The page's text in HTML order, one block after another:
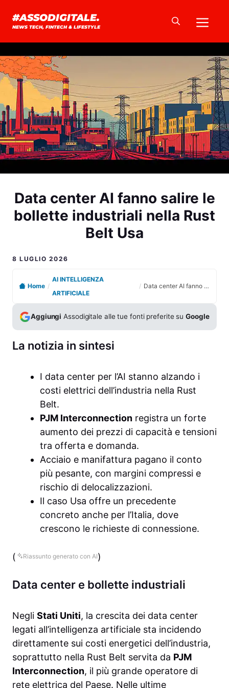
#ASSODIGITALE.
NEWS TECH, FINTECH & LIFESTYLE
Data center AI fanno salire le
bollette industriali nella Rust
Belt Usa
8 LUGLIO 2026
Home /
AI INTELLIGENZA
ARTIFICIALE
/ Data center AI fanno salire le bollette industriali nella Rust Belt Usa
Aggiungi Assodigitale alle tue fonti preferite suGoogle
La notizia in sintesi
I data center per l’AI stanno alzando i
costi elettrici dell’industria nella Rust
Belt.
PJM Interconnection registra un forte
aumento dei prezzi di capacità e tensioni
tra offerta e domanda.
Acciaio e manifattura pagano il conto
più pesante, con margini compressi e
rischio di delocalizzazioni.
Il caso Usa offre un precedente
concreto anche per l’Italia, dove
crescono le richieste di connessione.
( Riassunto generato con AI)
Data center e bollette industriali
Negli Stati Uniti, la crescita dei data center
legati all’intelligenza artificiale sta incidendo
direttamente sui costi energetici dell’industria,
soprattutto nella Rust Belt servita da PJM
Interconnection, il più grande operatore di
rete elettrica del Paese. Nelle ultime